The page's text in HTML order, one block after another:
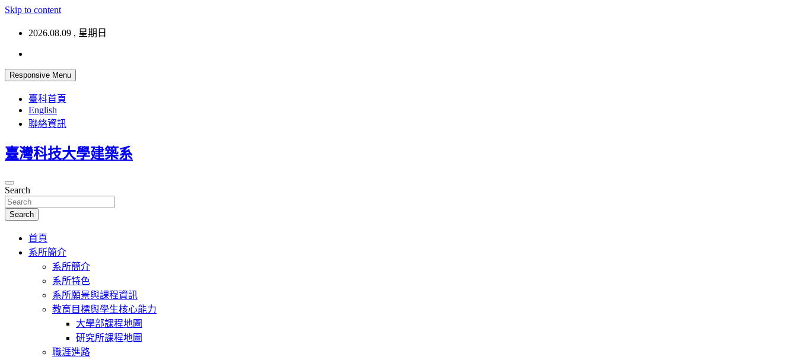
Skip to content
2026.08.09 , 星期日
Responsive Menu
臺科首頁
English
聯絡資訊
臺灣科技大學建築系
Search
Search
首頁
系所簡介
系所簡介
系所特色
系所願景與課程資訊
教育目標與學生核心能力
大學部課程地圖
研究所課程地圖
職涯進路